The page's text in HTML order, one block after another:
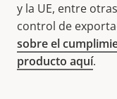
y la UE, entre
control de
sobre el
producto aquí.